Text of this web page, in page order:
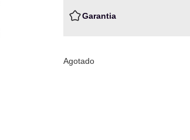
Garantia
Agotado